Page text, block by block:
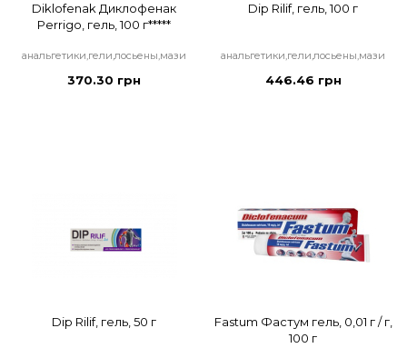
Diklofenak Диклофенак
Perrigo, гель, 100 г*****
анальгетики,гели,лосьены,мази
370.30 грн
Dip Rilif, гель, 100 г
анальгетики,гели,лосьены,мази
446.46 грн
Dip Rilif, гель, 50 г
Fastum Фастум гель, 0,01 г / г,
100 г